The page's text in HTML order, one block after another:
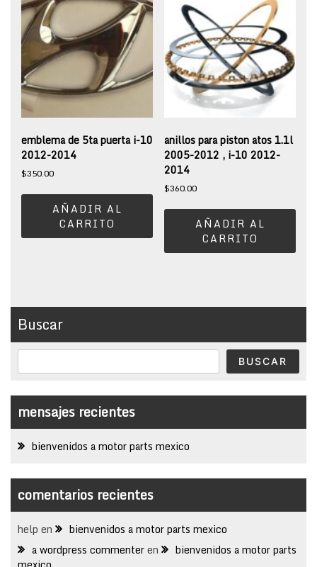
emblema de 5ta puerta i-10
2012-2014
$350.00
AÑADIR AL
CARRITO
anillos para piston atos 1.1l
2005-2012 , i-10 2012-
2014
$360.00
AÑADIR AL
CARRITO
Buscar
BUSCAR
mensajes recientes
bienvenidos a motor parts mexico
comentarios recientes
help en
bienvenidos a motor parts mexico
a wordpress commenteren
bienvenidos a motor parts